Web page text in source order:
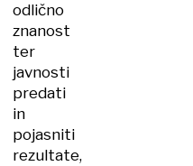
odlično
znanost
ter
javnosti
predati
in
pojasniti
rezultate,